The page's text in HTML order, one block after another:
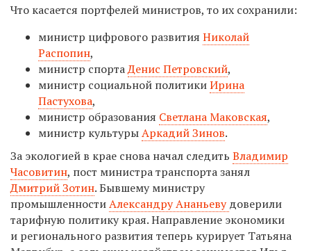
Что касается портфелей министров, то их сохранили:
министр цифрового развития Николай
Распопин,
министр спортаДенис Петровский,
министр социальной политикиИрина
Пастухова,
министр образования Светлана Маковская,
министр культурыАркадий Зинов.
За экологией в крае снова начал следить Владимир
Часовитин, пост министра транспорта занял
Дмитрий Зотин. Бывшему министру
промышленностиАлександру Ананьевудоверили
тарифную политику края. Направление экономики
и регионального развития теперь курирует Татьяна